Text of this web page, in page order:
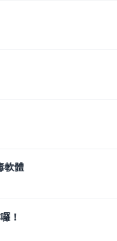
軟體
！